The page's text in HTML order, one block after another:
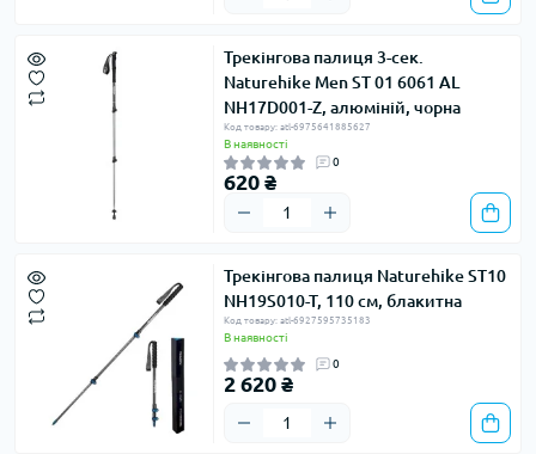
Трекінгова палиця 3-сек.
Naturehike Men ST 01 6061 AL
NH17D001-Z, алюміній, чорна
Код товару: atl-6975641885627
В наявності
0
620 ₴
Трекінгова палиця Naturehike ST10
NH19S010-T, 110 см, блакитна
Код товару: atl-6927595735183
В наявності
0
2 620 ₴